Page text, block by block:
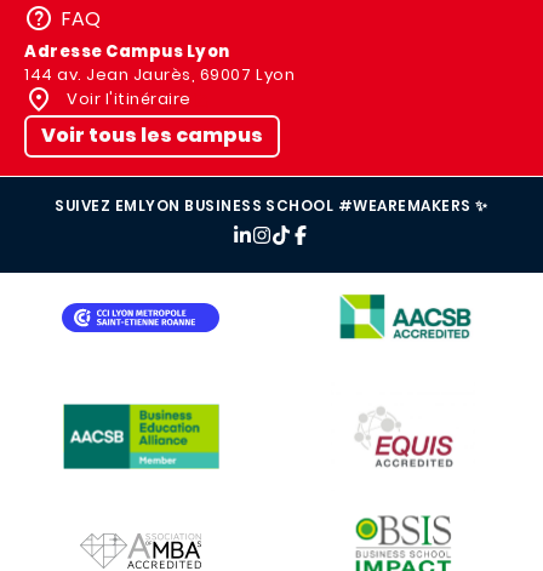
FAQ
Adresse Campus Lyon
144 av. Jean Jaurès, 69007 Lyon
Voir l'itinéraire
Voir tous les campus
SUIVEZ EMLYON BUSINESS SCHOOL #WEAREMAKERS ✨
IMAGE
IMAGE
IMAGE